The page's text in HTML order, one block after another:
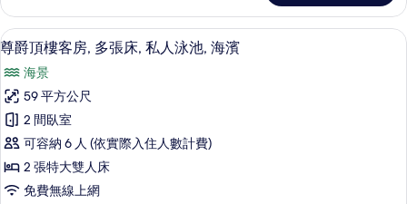
床,
陽
台,
海
濱
的
所
有
開
放
式
套
房,
多
張
床,
陽
台,
海
濱
顯
示
尊
爵
頂
樓
客
尊爵頂樓客房, 多張床, 私人泳池, 海
11
尊爵頂樓客房, 多張床, 私人泳池, 海濱
海景
59 平方公尺
2 間臥室
可容納 6 人 (依實際入住人數計費)
2 張特大雙人床
免費無線上網